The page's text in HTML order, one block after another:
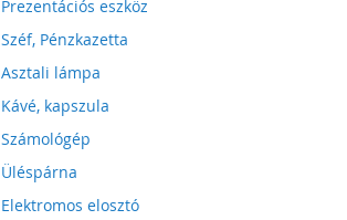
Prezentációs eszköz
Széf, Pénzkazetta
Asztali lámpa
Kávé, kapszula
Számológép
Üléspárna
Elektromos elosztó